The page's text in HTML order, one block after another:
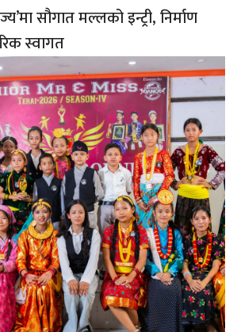
सौगात मल्लको इन्ट्री, निर्माण
स्वागत